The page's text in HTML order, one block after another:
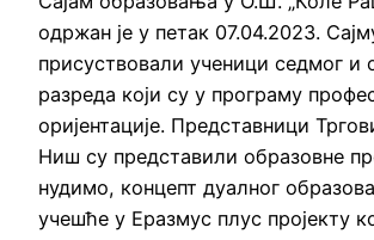
одржан је у петак 07.04.2023.
присуствовали ученици седмог и
разреда који су у програму
оријентације. Представници
Ниш су представили образовне
нудимо, концепт дуалног
учешће у Еразмус плус пројекту